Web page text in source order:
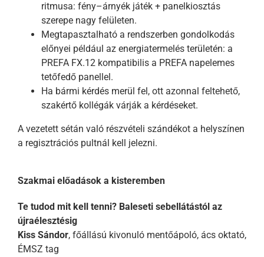
ritmusa: fény–árnyék játék + panelkiosztás
szerepe nagy felületen.
Megtapasztalható a rendszerben gondolkodás
előnyei például az energiatermelés területén: a
PREFA FX.12 kompatibilis a PREFA napelemes
tetőfedő panellel.
Ha bármi kérdés merül fel, ott azonnal feltehető,
szakértő kollégák várják a kérdéseket.
A vezetett sétán való részvételi szándékot a helyszínen
a regisztrációs pultnál kell jelezni.
Szakmai előadások a kisteremben
Te tudod mit kell tenni? Baleseti sebellátástól az
újraélesztésig
Kiss Sándor, főállású kivonuló mentőápoló, ács oktató,
ÉMSZ tag